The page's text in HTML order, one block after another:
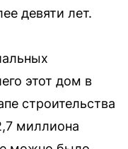
девяти лет.
этот дом в
строительства
миллиона